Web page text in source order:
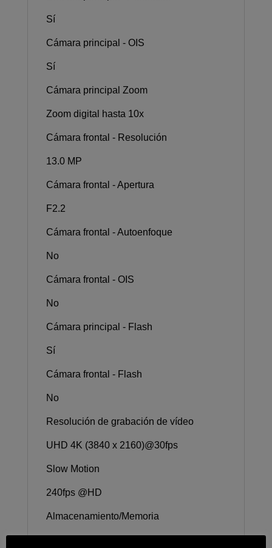
Sí
Cámara principal - OIS
Sí
Cámara principal Zoom
Zoom digital hasta 10x
Cámara frontal - Resolución
13.0 MP
Cámara frontal - Apertura
F2.2
Cámara frontal - Autoenfoque
No
Cámara frontal - OIS
No
Cámara principal - Flash
Sí
Cámara frontal - Flash
No
Resolución de grabación de vídeo
UHD 4K (3840 x 2160)@30fps
Slow Motion
240fps @HD
Almacenamiento/Memoria